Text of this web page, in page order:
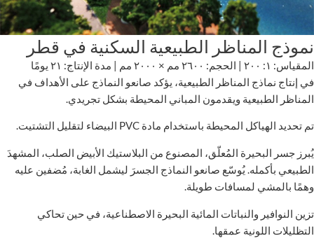
نموذج المناظر الطبيعية السكنية في قطر
المقياس: ١: ٢٠٠ | الحجم: ٢٦٠٠ مم × ٢٠٠٠ مم | مدة الإنتاج: ٢١ يومًا
في إنتاج نماذج المناظر الطبيعية، يؤكد صانعو النماذج على الأهداف في
المناظر الطبيعية ويقدمون المباني المحيطة بشكل تجريدي.
تم تحديد الهياكل المحيطة باستخدام مادة PVC البيضاء لتقليل التشتيت.
يُبرز جسر البحيرة المُعلّق، المصنوع من البلاستيك الأبيض الصلب، المشهدَ
الطبيعي بأكمله. يُوسّع صانعو النماذج الجسرَ ليشمل الغابة، مُضفين عليه
وهمًا بالمشي لمسافات طويلة.
تزين النوافير والنباتات المائية البحيرة الاصطناعية، في حين تحاكي
التظليلات اللونية عمقها.